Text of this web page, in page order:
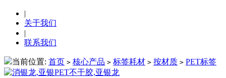
|
关于我们
|
联系我们
当前位置: 首页 > 核心产品 > 标签耗材 > 按材质 > PET标签